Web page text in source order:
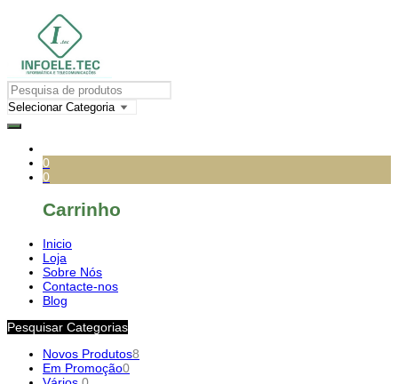
0
0
Carrinho
Inicio
Loja
Sobre Nós
Contacte-nos
Blog
Pesquisar Categorias
Novos Produtos8
Em Promoção0